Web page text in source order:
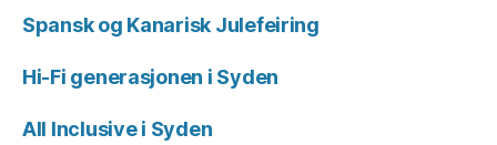
Spansk og Kanarisk Julefeiring
Hi-Fi generasjonen i Syden
All Inclusive i Syden